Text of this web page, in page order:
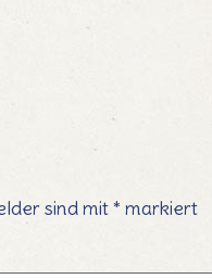
sind mit* markiert